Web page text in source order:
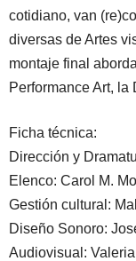
cotidiano, van
diversas de Artes
montaje final
Performance Art,
Ficha técnica:
Dirección y
Elenco: Carol M.
Gestión cultural:
Diseño Sonoro:
Audiovisual: